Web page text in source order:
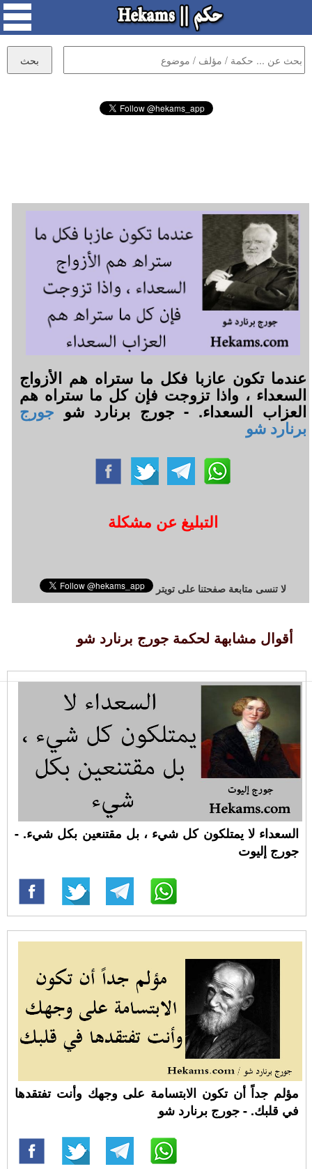
عندما تكون عازبا فكل ما ستراه هم الأزواج
السعداء ، واذا تزوجت فإن كل ما ستراه هم
العزاب السعداء. - جورج برنارد شوجورج
برنارد شو
التبليغ عن مشكلة
لا تنسى متابعة صفحتنا على تويتر
أقوال مشابهة لحكمة جورج برنارد شو
السعداء لا يمتلكون كل شيء ، بل مقتنعين بكل شيء. -
جورج إليوت
مؤلم جداً أن تكون الابتسامة على وجهك وأنت تفتقدها
في قلبك. - جورج برنارد شو